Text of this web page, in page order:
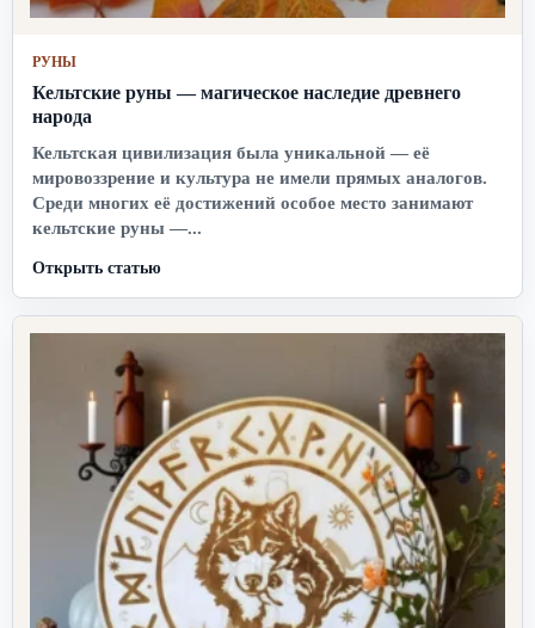
РУНЫ
Кельтские руны — магическое наследие древнего
народа
Кельтская цивилизация была уникальной — её
мировоззрение и культура не имели прямых аналогов.
Среди многих её достижений особое место занимают
кельтские руны —...
Открыть статью